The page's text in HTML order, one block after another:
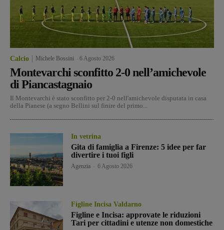
Calcio Michele Bossini 6 Agosto 2026
Montevarchi sconfitto 2-0 nell’amichevole
di Piancastagnaio
Il Montevarchi è stato sconfitto per 2-0 nell'amichevole disputata in casa
della Pianese (a segno Bellini sul finire del primo...
In vetrina
Gita di famiglia a Firenze: 5 idee per far
divertire i tuoi figli
Agenzia 6 Agosto 2026
Figline Incisa Valdarno
Figline e Incisa: approvate le riduzioni
Tari per cittadini e utenze non domestiche